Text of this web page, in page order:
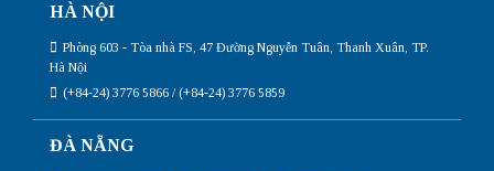
HÀ NỘI
Phòng 603 - Tòa nhà FS, 47 Đường Nguyễn Tuân, Thanh Xuân, TP.
Hà Nội
(+84-24) 3776 5866 / (+84-24) 3776 5859
ĐÀ NẴNG